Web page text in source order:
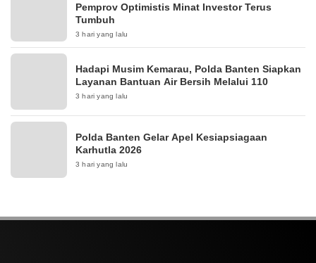
Pemprov Optimistis Minat Investor Terus
Tumbuh
3 hari yang lalu
Hadapi Musim Kemarau, Polda Banten Siapkan
Layanan Bantuan Air Bersih Melalui 110
3 hari yang lalu
Polda Banten Gelar Apel Kesiapsiagaan
Karhutla 2026
3 hari yang lalu